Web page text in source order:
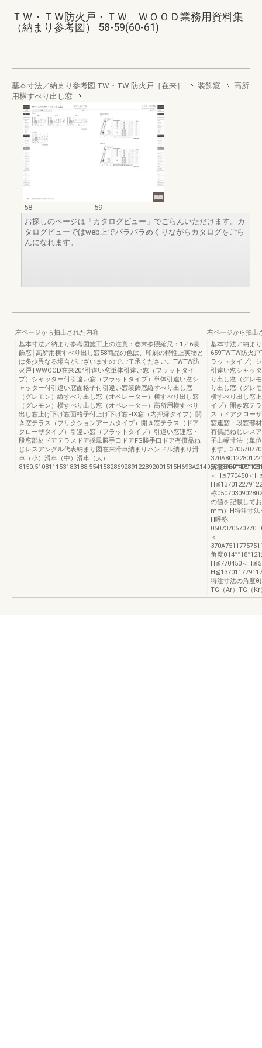
ＴＷ・ＴＷ防火戸・ＴＷ ＷＯＯＤ業務用資料集
（納まり参考図） 58-59(60-61)
基本寸法／納まり参考図 TW・TW 防火戸［在来］ 装飾窓
高所
用横すべり出し窓
58
59
お探しのページは「カタログビュー」でごらんいただけます。カ
タログビューではweb上でパラパラめくりながらカタログをごら
んになれます。
左ページから抽出された内容
基本寸法／納まり参考図施工上の注意：巻末参照縮尺：1／6装
飾窓│高所用横すべり出し窓58商品の色は、印刷の特性上実物と
は多少異なる場合がございますのでご了承ください。TWTW防
火戸TWWOOD在来204引違い窓単体引違い窓（フラットタイ
プ）シャッター付引違い窓（フラットタイプ）単体引違い窓シ
ャッター付引違い窓面格子付引違い窓装飾窓縦すべり出し窓
（グレモン）縦すべり出し窓（オペレーター）横すべり出し窓
（グレモン）横すべり出し窓（オペレーター）高所用横すべり
出し窓上げ下げ窓面格子付上げ下げ窓FIX窓（内押縁タイプ）開
き窓テラス（フリクションアームタイプ）開き窓テラス（ドア
クローザタイプ）引違い窓（フラットタイプ）引違い窓連窓・
段窓部材ドアテラスドア採風勝手口ドアFS勝手口ドア有償品ね
じレスアングル代表納まり図在来滑車納まりハンドル納まり滑
車（小）滑車（中）滑車（大）
右ページから抽出
基本寸法／納ま
659TWTW防火
ラットタイプ）
引違い窓シャッ
り出し窓（グレ
り出し窓（グレ
横すべり出し窓
イプ）開き窓テ
ス（ドアクロー
窓連窓・段窓部
有償品ねじレス
子出幅寸法（単
ます。
角度
＜H≦770450＜
称
の値を記載して
mm）H特注寸法
H呼称
＜
角度
H≦770450＜
特注寸法の角度θ
TG（Ar）TG（Kr